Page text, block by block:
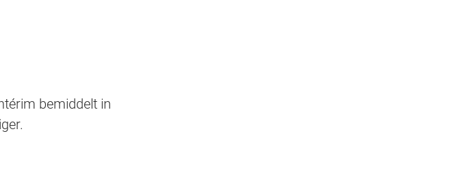
bemiddelt in